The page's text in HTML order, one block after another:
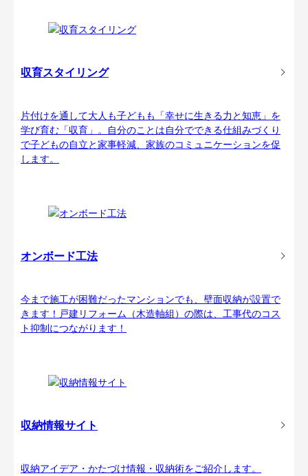
収育スタイリング
片付けを通して大人も子どもも「幸せに生きる力と知恵」を
学び育む「収育」。自分のことは自分でできる仕組みづくり
で子どもの自立と家事軽減、家族のコミュニケーションを促
します。
オンボード工法
今まで施工が困難だったマンションでも、壁面収納が設置で
きます！戸建リフォーム（木造軸組）の際は、工事代のコス
ト抑制につながります！
収納情報サイト
収納アイデア・かたづけ情報・収納術をご紹介します。